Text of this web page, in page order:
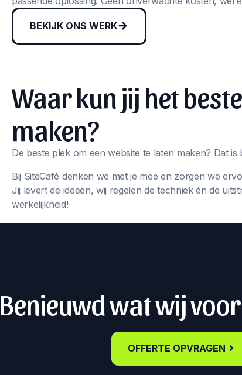
BEKIJK ONS WERK
Waar kun jij het
maken?
De beste plek om een website te laten maken? Dat is
Bij SiteCafé denken we met je mee en zorgen we
Jij levert de ideeën, wij regelen de techniek én de
werkelijkheid!
Benieuwd wat wij
OFFERTE OPVRAGEN